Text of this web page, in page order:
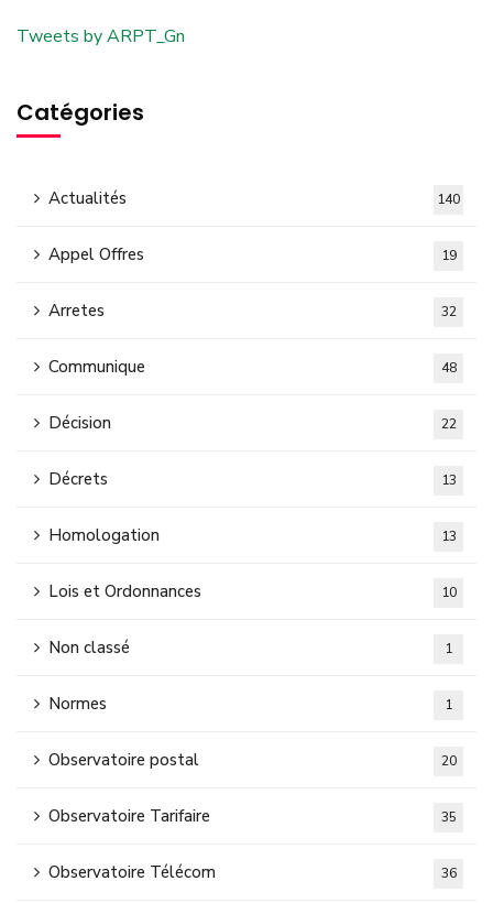
Tweets by ARPT_Gn
Catégories
Actualités 140
Appel Offres 19
Arretes 32
Communique 48
Décision 22
Décrets 13
Homologation 13
Lois et Ordonnances 10
Non classé 1
Normes 1
Observatoire postal 20
Observatoire Tarifaire 35
Observatoire Télécom 36